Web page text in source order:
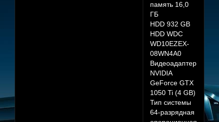
память 16,0
ГБ
HDD 932 GB
HDD WDC
WD10EZEX-
08WN4A0
Видеоадаптер
NVIDIA
GeForce GTX
1050 Ti (4 GB)
Тип системы
64-разрядная